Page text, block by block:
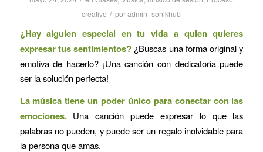
creativo / poradmin_sonikhub
¿Hay alguien especial en tu vida a quien quieres
expresar tus sentimientos? ¿Buscas una forma original y
emotiva de hacerlo? ¡Una canción con dedicatoria puede
ser la solución perfecta!
La música tiene un poder único para conectar con las
emociones.Una canción puede expresar lo que las
palabras no pueden, y puede ser un regalo inolvidable para
la persona que amas.